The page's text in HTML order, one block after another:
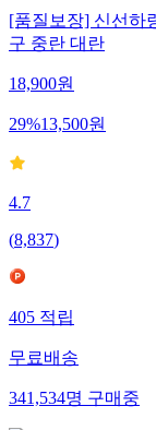
[품질보장] 신선하
구 중란 대란
18,900원
29%13,500원
4.7
(8,837)
405적립
무료배송
341,534명구매중